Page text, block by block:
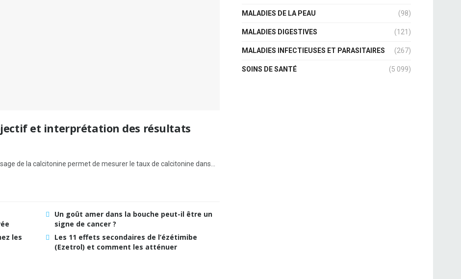
et interprétation des résultats
de la calcitonine permet de mesurer le taux de calcitonine dans...
les
Un goût amer dans la bouche peut-il être un
signe de cancer ?
Les 11 effets secondaires de l’ézétimibe
(Ezetrol) et comment les atténuer
MALADIES DE LA PEAU (98)
MALADIES DIGESTIVES (121)
MALADIES INFECTIEUSES ET PARASITAIRES (267)
SOINS DE SANTÉ (5 099)